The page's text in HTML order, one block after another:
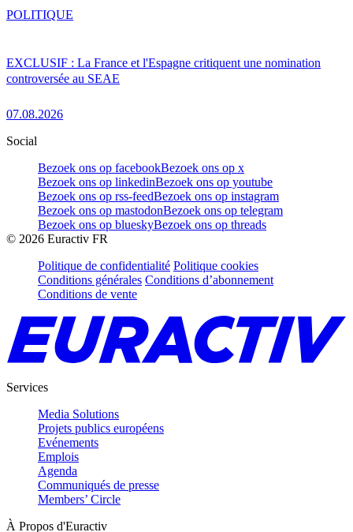
EXCLUSIF : La France et l'Espagne critiquent une nomination
controversée au SEAE
07.08.2026
POLITIQUE
Social
Bezoek ons op facebookBezoek ons op x
Bezoek ons op linkedinBezoek ons op youtube
Bezoek ons op rss-feedBezoek ons op instagram
Bezoek ons op mastodonBezoek ons op telegram
Bezoek ons op blueskyBezoek ons op threads
© 2026 Euractiv FR
Politique de confidentialité Politique cookies
Conditions générales Conditions d’abonnement
Conditions de vente
Services
Media Solutions
Projets publics européens
Evénements
Emplois
Agenda
Communiqués de presse
Members’ Circle
À Propos d'Euractiv